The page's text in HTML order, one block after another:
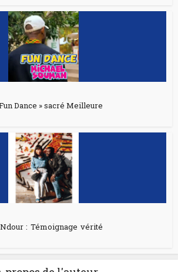
Dance » sacré Meilleure
: Témoignage vérité